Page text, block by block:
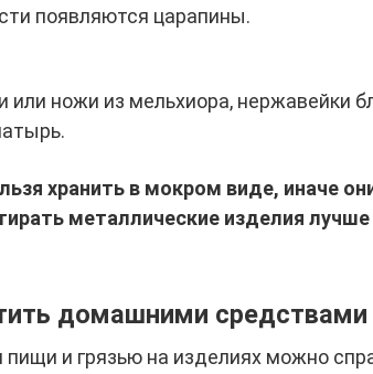
появляются царапины.
или ножи из мельхиора, нержавейки
хранить в мокром виде, иначе
металлические изделия лучше
домашними средствами
пищи и грязью на изделиях можно